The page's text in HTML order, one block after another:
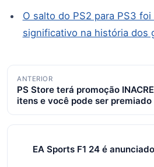
O salto do PS2 para PS3
significativo na história dos
Navegação
de
posts
ANTERIOR
PS Store terá promoção
itens e você pode ser premiado
EA Sports F1 24 é